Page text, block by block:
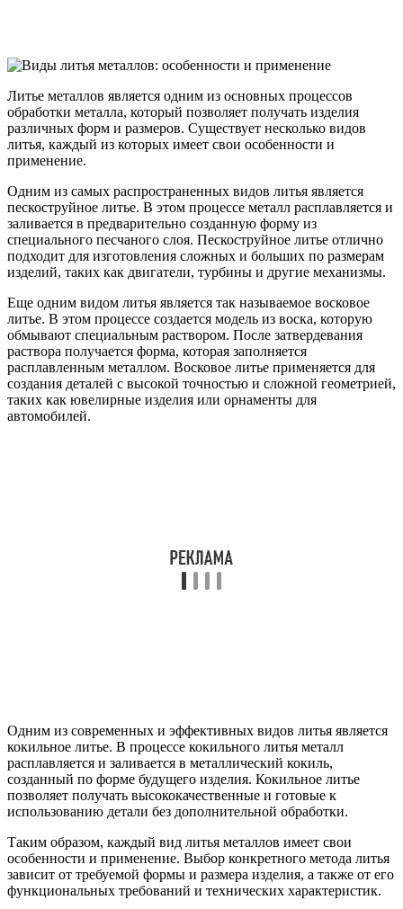
Литье металлов является одним из основных процессов
обработки металла, который позволяет получать изделия
различных форм и размеров. Существует несколько видов
литья, каждый из которых имеет свои особенности и
применение.
Одним из самых распространенных видов литья является
пескоструйное литье. В этом процессе металл расплавляется и
заливается в предварительно созданную форму из
специального песчаного слоя. Пескоструйное литье отлично
подходит для изготовления сложных и больших по размерам
изделий, таких как двигатели, турбины и другие механизмы.
Еще одним видом литья является так называемое восковое
литье. В этом процессе создается модель из воска, которую
обмывают специальным раствором. После затвердевания
раствора получается форма, которая заполняется
расплавленным металлом. Восковое литье применяется для
создания деталей с высокой точностью и сложной геометрией,
таких как ювелирные изделия или орнаменты для
автомобилей.
Одним из современных и эффективных видов литья является
кокильное литье. В процессе кокильного литья металл
расплавляется и заливается в металлический кокиль,
созданный по форме будущего изделия. Кокильное литье
позволяет получать высококачественные и готовые к
использованию детали без дополнительной обработки.
Таким образом, каждый вид литья металлов имеет свои
особенности и применение. Выбор конкретного метода литья
зависит от требуемой формы и размера изделия, а также от его
функциональных требований и технических характеристик.